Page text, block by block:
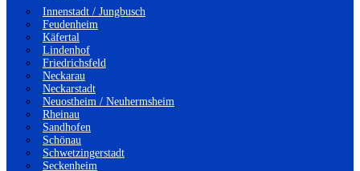
Innenstadt / Jungbusch
Feudenheim
Käfertal
Lindenhof
Friedrichsfeld
Neckarau
Neckarstadt
Neuostheim / Neuhermsheim
Rheinau
Sandhofen
Schönau
Schwetzingerstadt
Seckenheim